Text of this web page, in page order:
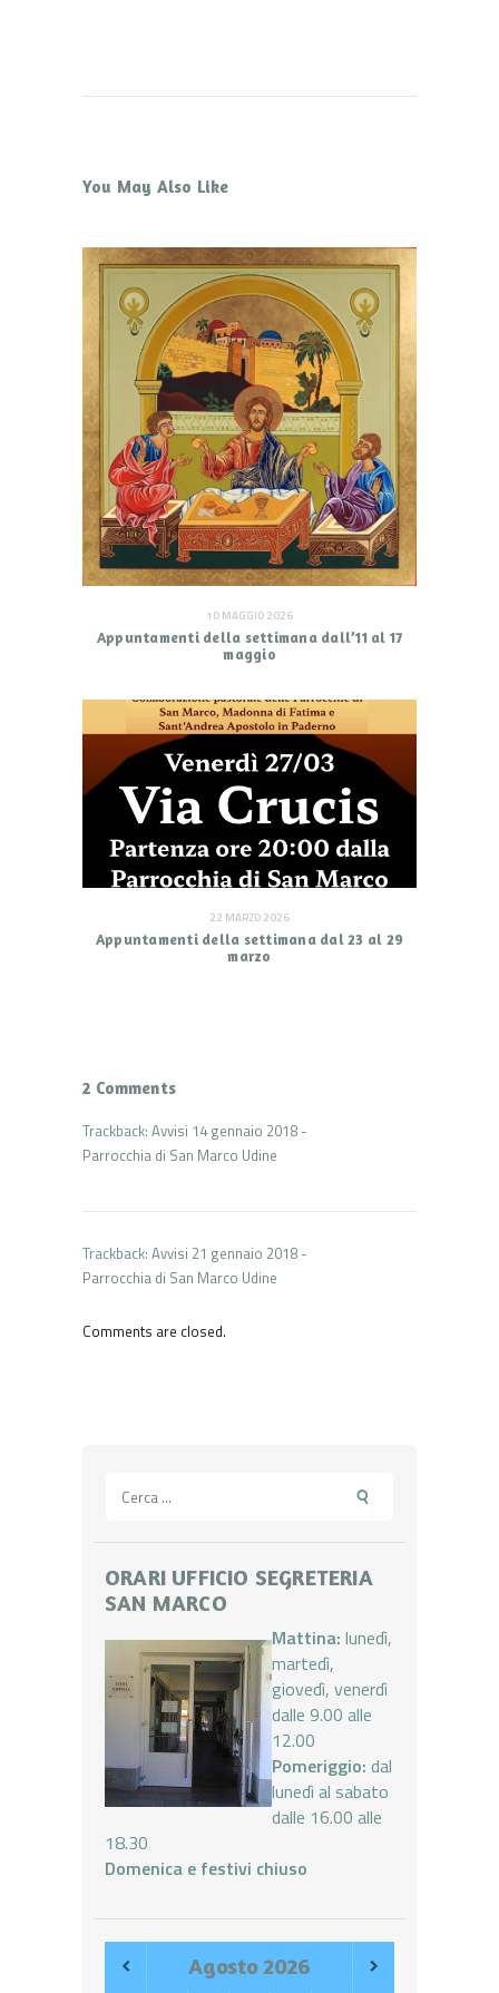
You May Also Like
10 MAGGIO 2026
Appuntamenti della settimana dall’11 al 17
maggio
22 MARZO 2026
Appuntamenti della settimana dal 23 al 29
marzo
2 Comments
Trackback: Avvisi 14 gennaio 2018 -
Parrocchia di San Marco Udine
Trackback: Avvisi 21 gennaio 2018 -
Parrocchia di San Marco Udine
Comments are closed.
per:
ORARI UFFICIO SEGRETERIA
SAN MARCO
Mattina: lunedì,
martedì,
giovedì, venerdì
dalle 9.00 alle
12.00
Pomeriggio: dal
lunedì al sabato
dalle 16.00 alle
18.30
Domenica e festivi chiuso
Agosto2026